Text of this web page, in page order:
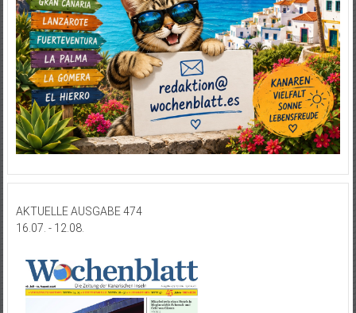
AKTUELLE AUSGABE 474
16.07. - 12.08.